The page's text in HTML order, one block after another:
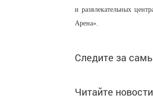
и развлекательных
Арена».
Следите за
Читайте